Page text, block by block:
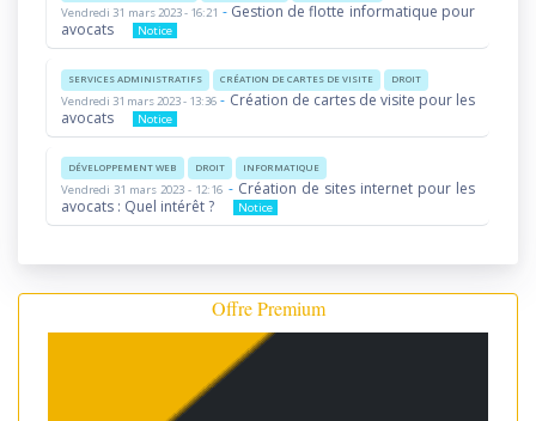
Vendredi 31 mars 2023 - 16:21 - Gestion de flotte informatique pour
avocats
Notice
SERVICES ADMINISTRATIFS CRÉATION DE CARTES DE VISITE DROIT
Vendredi 31 mars 2023 - 13:36 - Création de cartes de visite pour les
avocats
Notice
DÉVELOPPEMENT WEB DROIT INFORMATIQUE
Vendredi 31 mars 2023 - 12:16 - Création de sites internet pour les
avocats : Quel intérêt ?
Notice
Offre Premium